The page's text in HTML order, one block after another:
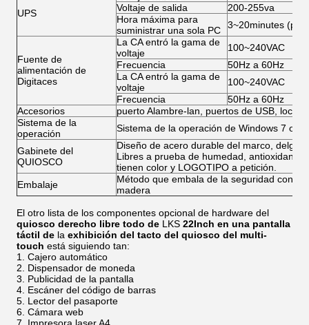
UPS
Voltaje de salida
200-255va
Hora máxima para
suministrar una sola PC
3~20minutes
Fuente de
alimentación de
Digitaces
La CA entró la gama de
voltaje
100~240VAC
Frecuencia
50Hz a 60Hz
La CA entró la gama de
voltaje
100~240VAC
Frecuencia
50Hz a 60Hz
Accesorios
puerto Alambre-lan, puertos de USB,
Sistema de la
operación
Sistema de la operación de Windows 7 o
Gabinete del
QUIOSCO
Diseño de acero durable del marco,
Libres a prueba de humedad,
tienen color y LOGOTIPO a petición.
Embalaje
Método que embala de la seguridad con
madera
El otro lista de los componentes opcional de hardware del
quiosco derecho libre todo de LKS 22Inch en una pantalla
táctil de la exhibición del tacto del quiosco del multi-
touch está siguiendo tan:
Cajero automático
Dispensador de moneda
Publicidad de la pantalla
Escáner del código de barras
Lector del pasaporte
Cámara web